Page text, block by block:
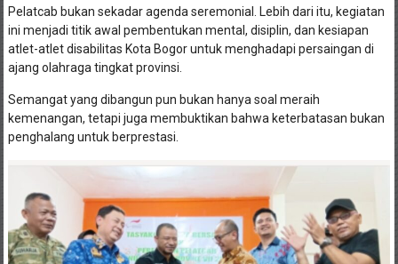
Pelatcab bukan sekadar agenda seremonial. Lebih dari itu, kegiatan
ini menjadi titik awal pembentukan mental, disiplin, dan kesiapan
atlet-atlet disabilitas Kota Bogor untuk menghadapi persaingan di
ajang olahraga tingkat provinsi.
Semangat yang dibangun pun bukan hanya soal meraih
kemenangan, tetapi juga membuktikan bahwa keterbatasan bukan
penghalang untuk berprestasi.